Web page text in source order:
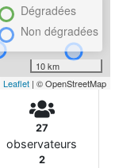
Dégradées
Non dégradées
10 km
Leaflet | © OpenStreetMap
27
observateurs
2